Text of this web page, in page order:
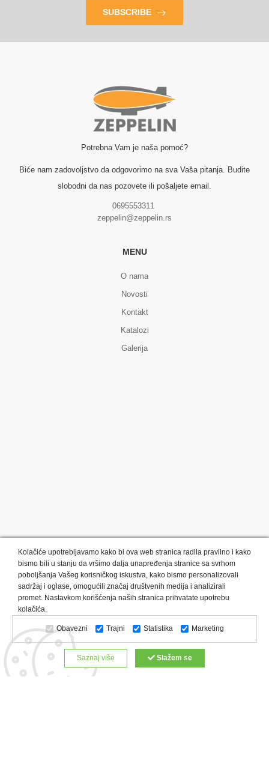
SUBSCRIBE
Potrebna Vam je naša pomoć?
Biće nam zadovoljstvo da odgovorimo na sva Vaša pitanja. Budite
slobodni da nas pozovete ili pošaljete email.
0695553311
zeppelin@zeppelin.rs
MENU
O nama
Novosti
Kontakt
Katalozi
Galerija
Kategorije proizvoda: Olovke i markeri
Privesci i trakice
Upaljači
USB Tehnologija Tekstil
Kačketi i kape
Notesi i rokovnici
Kancelarija Satovi
Kišobrani
Torbe i putovanja
Kuhinjski setovi
Alati i oprema
Relaksacija, lepota i zdravlje
Kalendari
Custom proizvodi
Digitalna štampa
Kolačiće upotrebljavamo kako bi ova web stranica radila pravilno i kako
bismo bili u stanju da vršimo dalja unapređenja stranice sa svrhom
poboljšanja Vašeg korisničkog iskustva, kako bismo personalizovali
sadržaj i oglase, omogućili značaj društvenih medija i analizirali
promet. Nastavkom korišćenja naših stranica prihvatate upotrebu
kolačića.
Obavezni Trajni Statistika Marketing
Saznaj više Slažem se